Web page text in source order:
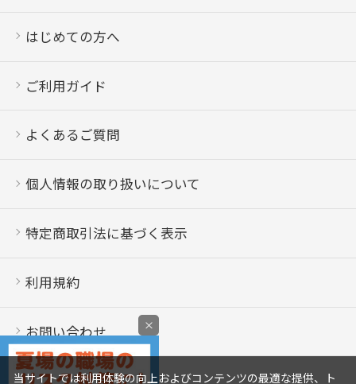
はじめての方へ
ご利用ガイド
よくあるご質問
個人情報の取り扱いについて
特定商取引法に基づく表示
利用規約
お問い合わせ
当サイトでは利用体験の向上およびコンテンツの最適な提供、ト
×